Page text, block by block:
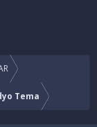
Tema